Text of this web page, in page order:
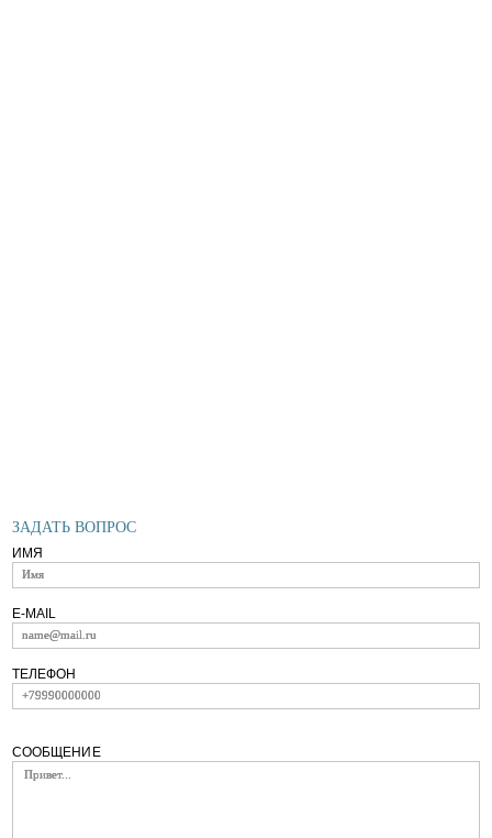
ЗАДАТЬ ВОПРОС
ИМЯ
E-MAIL
ТЕЛЕФОН
СООБЩЕНИЕ
+66-63-616-30-76
Рабочие часы Категории